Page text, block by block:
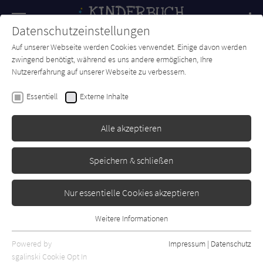
SUCHE Forum Charts Newsletter
Datenschutzeinstellungen
Auf unserer Webseite werden Cookies verwendet. Einige davon werden
zwingend benötigt, während es uns andere ermöglichen, Ihre
Nutzererfahrung auf unserer Webseite zu verbessern.
Essentiell Externe Inhalte
Alle akzeptieren
Speichern & schließen
Nur essentielle Cookies akzeptieren
Essentielle Cookies werden für grundlegende Funktionen der
Webseite benötigt. Dadurch ist gewährleistet, dass die Webseite
Weitere Informationen
Powered by
sgalinski Cookie Opt In
Impressum | Datenschutz